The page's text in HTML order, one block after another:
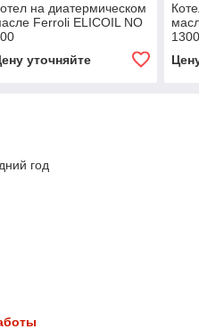
на диатермическом
Ferroli ELICOIL NO
уточняйте
год